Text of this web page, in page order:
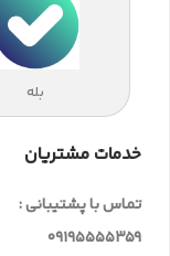
بله
خدمات مشتریان
تماس با پشتیبانی :
09195555359